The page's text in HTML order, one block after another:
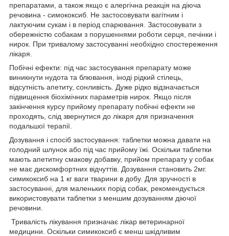
препаратами, а також якщо є алергічна реакція на діюча
речовина - симококсиб. Не застосовувати вагітним і
лактуючим сукам і в період спарювання. Застосовувати з
обережністю собакам з порушеннями роботи серця, печінки і
нирок. При тривалому застосуванні необхідно спостереження
лікаря.
Побічні ефекти: під час застосування препарату може
виникнути нудота та блювання, іноді рідкий стілець,
відсутність апетиту, сонливість. Дуже рідко відзначається
підвищення біохімічних параметрів нирок. Якщо після
закінчення курсу прийому препарату побічні ефекти не
проходять, слід звернутися до лікаря для призначення
подальшої терапії.
Дозування і спосіб застосування: таблетки можна давати на
голодний шлунок або під час прийому їжі. Оскільки таблетки
мають апетитну смакову добавку, прийом препарату у собак
не має дискомфортних відчуттів. Дозування становить 2мг.
симикоксиб на 1 кг ваги тварини в добу. Для зручності в
застосуванні, для маленьких порід собак, рекомендується
використовувати таблетки з меншим дозуванням діючої
речовини.
Тривалість лікування призначає лікар ветеринарної
медицини. Оскільки симикоксиб є менш шкідливим